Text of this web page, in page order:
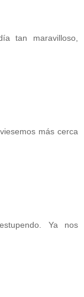
tan maravilloso,
más cerca
Ya nos